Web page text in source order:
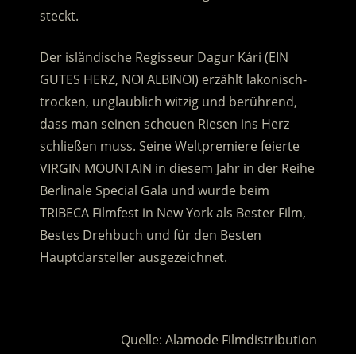
steckt.
Der isländische Regisseur Dagur Kári (EIN
GUTES HERZ, NOI ALBINOI) erzählt lakonisch-
trocken, unglaublich witzig und berührend,
dass man seinen scheuen Riesen ins Herz
schließen muss. Seine Weltpremiere feierte
VIRGIN MOUNTAIN in diesem Jahr in der Reihe
Berlinale Special Gala und wurde beim
TRIBECA Filmfest in New York als Bester Film,
Bestes Drehbuch und für den Besten
Hauptdarsteller ausgezeichnet.
Quelle: Alamode Filmdistribution